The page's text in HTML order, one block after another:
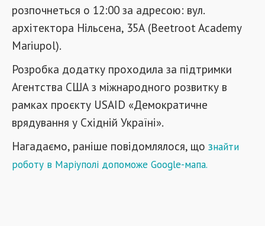
розпочнеться о 12:00 за адресою: вул.
архітектора Нільсена, 35А (Beetroot Academy
Mariupol).
Розробка додатку проходила за підтримки
Агентства США з міжнародного розвитку в
рамках проєкту USAID «Демократичне
врядування у Східній Україні».
Нагадаємо, раніше повідомлялося, що знайти
роботу в Маріуполі допоможе Google-мапа.